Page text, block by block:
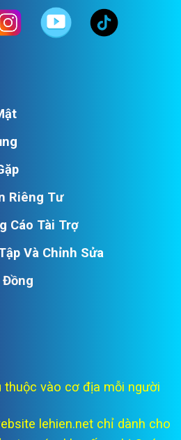
Riêng Tư
Cáo Tài Trợ
Và Chỉnh Sửa
Đồng
thuộc vào cơ địa mỗi người
lehien.net chỉ dành cho